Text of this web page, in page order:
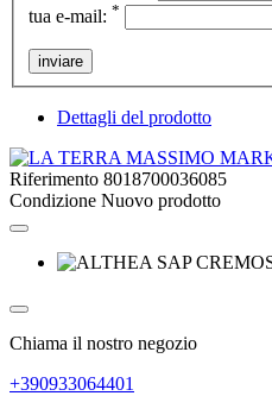
tua e-mail: *
inviare
Dettagli del prodotto
Riferimento 8018700036085
Condizione Nuovo prodotto
Chiama il nostro negozio
+390933064401